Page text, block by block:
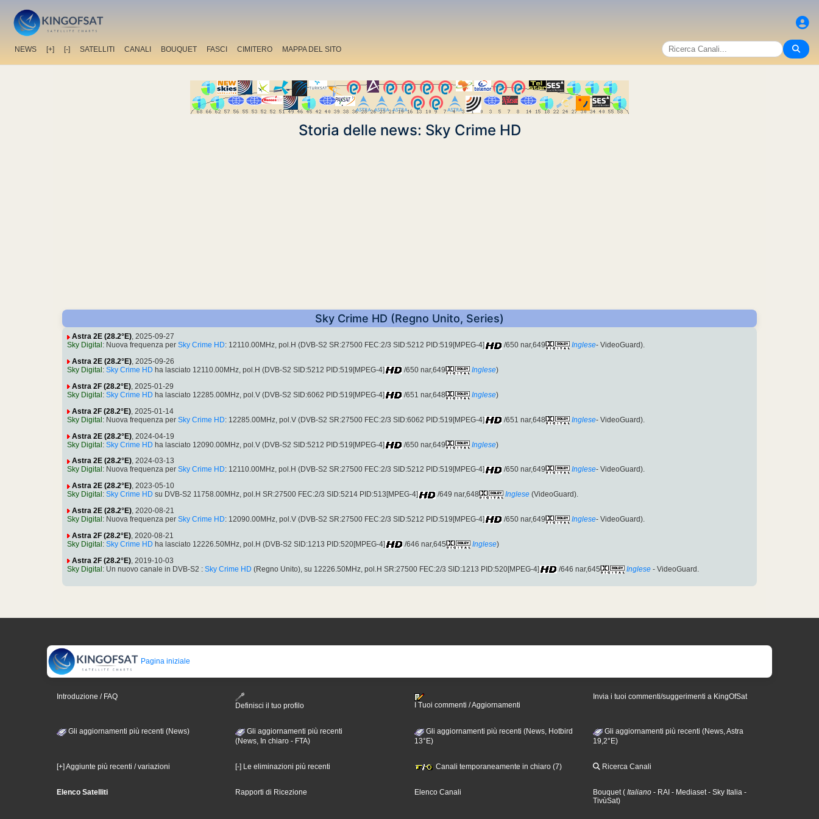
NEWS [+] [-] SATELLITI CANALI BOUQUET FASCI CIMITERO MAPPA DEL SITO
Storia delle news: Sky Crime HD
Sky Crime HD (Regno Unito, Series)
Astra 2E (28.2°E), 2025-09-27
Sky Digital : Nuova frequenza per Sky Crime HD: 12110.00MHz, pol.H (DVB-S2 SR:27500 FEC:2/3 SID:5212 PID:519[MPEG-4] /650 nar,649 Inglese- VideoGuard).
Astra 2E (28.2°E), 2025-09-26
Sky Digital : Sky Crime HD ha lasciato 12110.00MHz, pol.H (DVB-S2 SID:5212 PID:519[MPEG-4] /650 nar,649 Inglese)
Astra 2F (28.2°E), 2025-01-29
Sky Digital : Sky Crime HD ha lasciato 12285.00MHz, pol.V (DVB-S2 SID:6062 PID:519[MPEG-4] /651 nar,648 Inglese)
Astra 2F (28.2°E) , 2025-01-14
Sky Digital: Nuova frequenza per Sky Crime HD: 12285.00MHz, pol.V (DVB-S2 SR:27500 FEC:2/3 SID:6062 PID:519[MPEG-4] /651 nar,648 Inglese- VideoGuard).
Astra 2E (28.2°E) , 2024-04-19
Sky Digital: Sky Crime HD ha lasciato 12090.00MHz, pol.V (DVB-S2 SID:5212 PID:519[MPEG-4] /650 nar,649 Inglese)
Astra 2E (28.2°E), 2024-03-13
Sky Digital : Nuova frequenza per Sky Crime HD: 12110.00MHz, pol.H (DVB-S2 SR:27500 FEC:2/3 SID:5212 PID:519[MPEG-4] /650 nar,649 Inglese- VideoGuard).
Astra 2E (28.2°E), 2023-05-10
Sky Digital : Sky Crime HD su DVB-S2 11758.00MHz, pol.H SR:27500 FEC:2/3 SID:5214 PID:513[MPEG-4] /649 nar,648 Inglese (VideoGuard).
Astra 2E (28.2°E), 2020-08-21
Sky Digital : Nuova frequenza per Sky Crime HD: 12090.00MHz, pol.V (DVB-S2 SR:27500 FEC:2/3 SID:5212 PID:519[MPEG-4] /650 nar,649 Inglese- VideoGuard).
Astra 2F (28.2°E), 2020-08-21
Sky Digital : Sky Crime HD ha lasciato 12226.50MHz, pol.H (DVB-S2 SID:1213 PID:520[MPEG-4] /646 nar,645 Inglese)
Astra 2F (28.2°E) , 2019-10-03
Sky Digital: Un nuovo canale in DVB-S2 : Sky Crime HD (Regno Unito), su 12226.50MHz, pol.H SR:27500 FEC:2/3 SID:1213 PID:520[MPEG-4] /646 nar,645 Inglese - VideoGuard.
Pagina iniziale
Introduzione / FAQ
Definisci il tuo profilo
I Tuoi commenti / Aggiornamenti
Invia i tuoi commenti/suggerimenti a KingOfSat
Gli aggiornamenti più recenti (News)
Gli aggiornamenti più recenti
(News, In chiaro - FTA)
Gli aggiornamenti più recenti (News, Hotbird
13°E)
Gli aggiornamenti più recenti (News, Astra
19,2°E)
[+] Aggiunte più recenti / variazioni [-] Le eliminazioni più recenti Canali temporaneamente in chiaro (7) Ricerca Canali
Elenco Satelliti Rapporti di Ricezione Elenco Canali Bouquet( Italiano - RAI - Mediaset- Sky Italia -
TivùSat)